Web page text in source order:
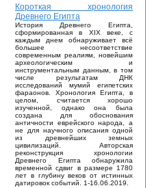
Короткая хронология
Древнего Египта
История Древнего Египта,
сформированная в XIX веке, с
каждым днем обнаруживает всё
большее несоответствие
современным реалиям, новейшим
археологическим и
инструментальным данным, в том
числе результатам ДНК
исследований мумий египетских
фараонов. Хронология Египта, в
целом, считается хорошо
изученной, однако она была
создана для обоснования
античности еврейского народа, а
не для научного описания одной
из древнейших земных
цивилизаций. Авторская
реконструкция хронологии
Древнего Египта обнаружила
временной сдвиг в размере 1780
лет в глубину веков от истинных
датировок событий. 1-16.06.2019.